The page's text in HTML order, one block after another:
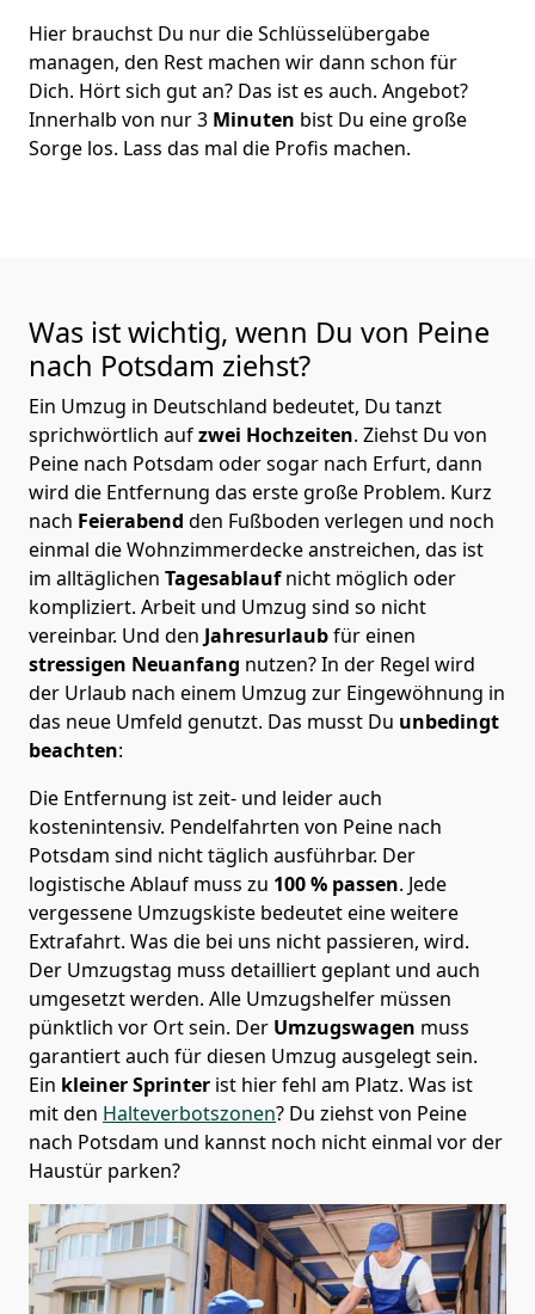
Hier brauchst Du nur die Schlüsselübergabe
managen, den Rest machen wir dann schon für
Dich. Hört sich gut an? Das ist es auch. Angebot?
Innerhalb von nur 3 Minuten bist Du eine große
Sorge los. Lass das mal die Profis machen.
Was ist wichtig, wenn Du von Peine
nach Potsdam ziehst?
Ein Umzug in Deutschland bedeutet, Du tanzt
sprichwörtlich aufzwei Hochzeiten. Ziehst Du von
Peine nach Potsdam oder sogar nach Erfurt, dann
wird die Entfernung das erste große Problem. Kurz
nach Feierabend den Fußboden verlegen und noch
einmal die Wohnzimmerdecke anstreichen, das ist
im alltäglichen Tagesablaufnicht möglich oder
kompliziert. Arbeit und Umzug sind so nicht
vereinbar. Und den Jahresurlaubfür einen
stressigen Neuanfang nutzen? In der Regel wird
der Urlaub nach einem Umzug zur Eingewöhnung in
das neue Umfeld genutzt. Das musst Du unbedingt
beachten:
Die Entfernung ist zeit- und leider auch
kostenintensiv. Pendelfahrten von Peine nach
Potsdam sind nicht täglich ausführbar. Der
logistische Ablauf muss zu 100 % passen. Jede
vergessene Umzugskiste bedeutet eine weitere
Extrafahrt. Was die bei uns nicht passieren, wird.
Der Umzugstag muss detailliert geplant und auch
umgesetzt werden. Alle Umzugshelfer müssen
pünktlich vor Ort sein. Der Umzugswagen muss
garantiert auch für diesen Umzug ausgelegt sein.
Ein kleiner Sprinter ist hier fehl am Platz. Was ist
mit den Halteverbotszonen? Du ziehst von Peine
nach Potsdam und kannst noch nicht einmal vor der
Haustür parken?